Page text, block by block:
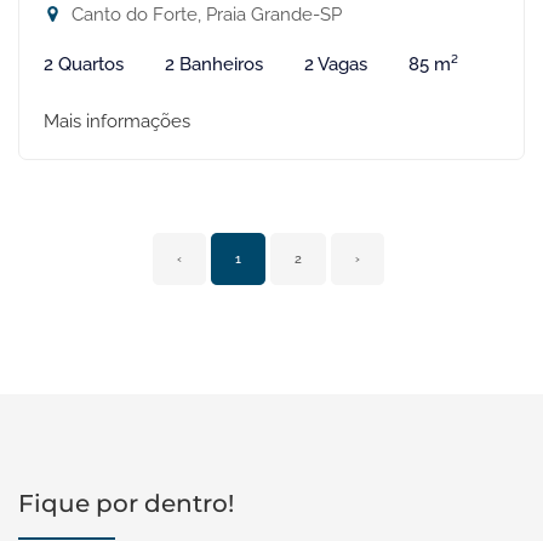
Canto do Forte, Praia Grande-SP
2 Quartos 2 Banheiros 2 Vagas 85 m²
Mais informações
‹ 1 2 ›
Fique por dentro!